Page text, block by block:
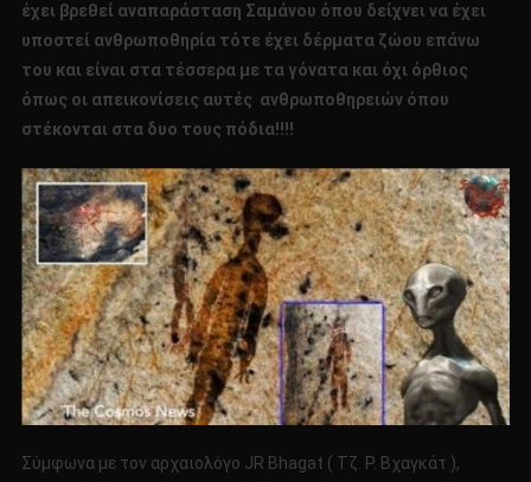
έχει βρεθεί αναπαράσταση Σαμάνου όπου δείχνει να έχει
υποστεί ανθρωποθηρία τότε έχει δέρματα ζώου επάνω
του και είναι στα τέσσερα με τα γόνατα και όχι όρθιος
όπως οι απεικονίσεις αυτές ανθρωποθηρειών όπου
στέκονται στα δυο τους πόδια!!!!
Σύμφωνα με τον αρχαιολόγο JR Bhagat ( Τζ. Ρ. Βχαγκάτ ),